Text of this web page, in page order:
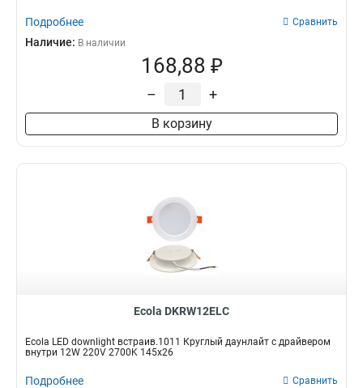
Подробнее Сравнить
Наличие: В наличии
168,88 ₽
– +
В корзину
Ecola DKRW12ELC
Ecola LED downlight встраив.1011 Круглый даунлайт с драйвером
внутри 12W 220V 2700K 145x26
Подробнее Сравнить